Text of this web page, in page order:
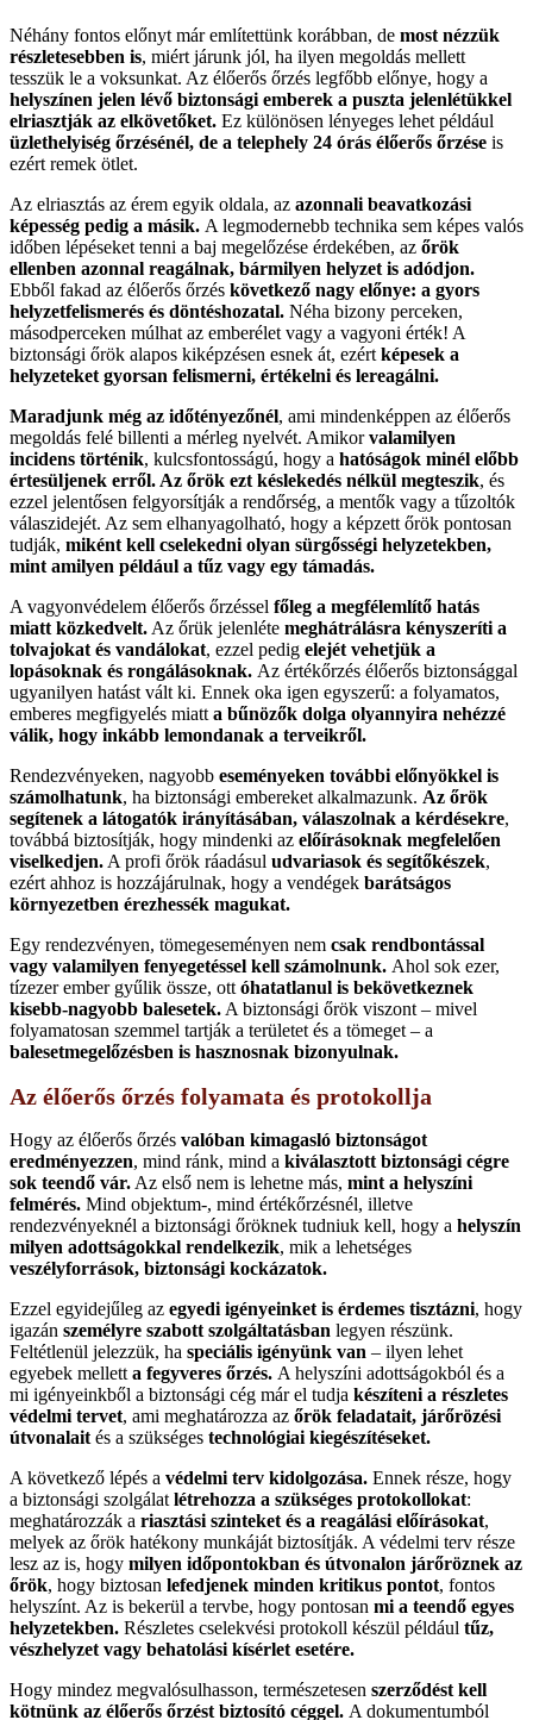
Néhány fontos előnyt már említettünk korábban, de most nézzük
részletesebben is, miért járunk jól, ha ilyen megoldás mellett
tesszük le a voksunkat. Az élőerős őrzés legfőbb előnye, hogy a
helyszínen jelen lévő biztonsági emberek a puszta jelenlétükkel
elriasztják az elkövetőket. Ez különösen lényeges lehet például
üzlethelyiség őrzésénél, de a telephely 24 órás élőerős őrzése is
ezért remek ötlet.
Az elriasztás az érem egyik oldala, az azonnali beavatkozási
képesség pedig a másik. A legmodernebb technika sem képes valós
időben lépéseket tenni a baj megelőzése érdekében, az őrök
ellenben azonnal reagálnak, bármilyen helyzet is adódjon.
Ebből fakad az élőerős őrzés következő nagy előnye: a gyors
helyzetfelismerés és döntéshozatal. Néha bizony perceken,
másodperceken múlhat az emberélet vagy a vagyoni érték! A
biztonsági őrök alapos kiképzésen esnek át, ezért képesek a
helyzeteket gyorsan felismerni, értékelni és lereagálni.
Maradjunk még az időtényezőnél, ami mindenképpen az élőerős
megoldás felé billenti a mérleg nyelvét. Amikorvalamilyen
incidens történik, kulcsfontosságú, hogy a hatóságok minél előbb
értesüljenek erről. Az őrök ezt késlekedés nélkül megteszik, és
ezzel jelentősen felgyorsítják a rendőrség, a mentők vagy a tűzoltók
válaszidejét. Az sem elhanyagolható, hogy a képzett őrök pontosan
tudják, miként kell cselekedni olyan sürgősségi helyzetekben,
mint amilyen például a tűz vagy egy támadás.
A vagyonvédelem élőerős őrzéssel főleg a megfélemlítő hatás
miatt közkedvelt. Az őrük jelenléte meghátrálásra kényszeríti a
tolvajokat és vandálokat, ezzel pedig elejét vehetjük a
lopásoknak és rongálásoknak. Az értékőrzés élőerős biztonsággal
ugyanilyen hatást vált ki. Ennek oka igen egyszerű: a folyamatos,
emberes megfigyelés miatt a bűnözők dolga olyannyira nehézzé
válik, hogy inkább lemondanak a terveikről.
Rendezvényeken, nagyobb eseményeken további előnyökkel is
számolhatunk, ha biztonsági embereket alkalmazunk. Az őrök
segítenek a látogatók irányításában, válaszolnak a kérdésekre,
továbbá biztosítják, hogy mindenki az előírásoknak megfelelően
viselkedjen. A profi őrök ráadásul udvariasok és segítőkészek,
ezért ahhoz is hozzájárulnak, hogy a vendégek barátságos
környezetben érezhessék magukat.
Egy rendezvényen, tömegeseményen nem csak rendbontással
vagy valamilyen fenyegetéssel kell számolnunk. Ahol sok ezer,
tízezer ember gyűlik össze, ott óhatatlanul is bekövetkeznek
kisebb-nagyobb balesetek. A biztonsági őrök viszont – mivel
folyamatosan szemmel tartják a területet és a tömeget – a
balesetmegelőzésben is hasznosnak bizonyulnak.
Az élőerős őrzés folyamata és protokollja
Hogy az élőerős őrzés valóban kimagasló biztonságot
eredményezzen, mind ránk, mind a kiválasztott biztonsági cégre
sok teendő vár. Az első nem is lehetne más, mint a helyszíni
felmérés. Mind objektum-, mind értékőrzésnél, illetve
rendezvényeknél a biztonsági őröknek tudniuk kell, hogy a helyszín
milyen adottságokkal rendelkezik, mik a lehetséges
veszélyforrások, biztonsági kockázatok.
Ezzel egyidejűleg az egyedi igényeinket is érdemes tisztázni, hogy
igazán személyre szabott szolgáltatásban legyen részünk.
Feltétlenül jelezzük, ha speciális igényünk van – ilyen lehet
egyebek mellett a fegyveres őrzés. A helyszíni adottságokból és a
mi igényeinkből a biztonsági cég már el tudja készíteni a részletes
védelmi tervet, ami meghatározza az őrök feladatait, járőrözési
útvonalait és a szükséges technológiai kiegészítéseket.
A következő lépés a védelmi terv kidolgozása. Ennek része, hogy
a biztonsági szolgálat létrehozza a szükséges protokollokat:
meghatározzák a riasztási szinteket és a reagálási előírásokat,
melyek az őrök hatékony munkáját biztosítják. A védelmi terv része
lesz az is, hogy milyen időpontokban és útvonalon járőröznek az
őrök, hogy biztosan lefedjenek minden kritikus pontot, fontos
helyszínt. Az is bekerül a tervbe, hogy pontosan mi a teendő egyes
helyzetekben. Részletes cselekvési protokoll készül például tűz,
vészhelyzet vagy behatolási kísérlet esetére.
Hogy mindez megvalósulhasson, természetesen szerződést kell
kötnünk az élőerős őrzést biztosító céggel. A dokumentumból